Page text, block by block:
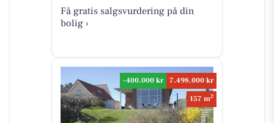
Få gratis salgsvurdering på din
bolig ›
-400.000 kr
7.498.000 kr
157 m2